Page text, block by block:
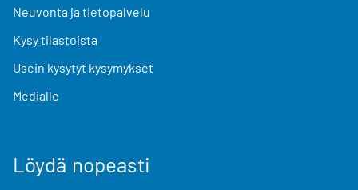
Neuvonta ja tietopalvelu
Kysy tilastoista
Usein kysytyt kysymykset
Medialle
Löydä nopeasti